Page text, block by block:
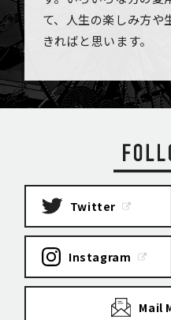
て、人生の楽しみ方や
きればと思います。
Twitter
Instagram
Mail